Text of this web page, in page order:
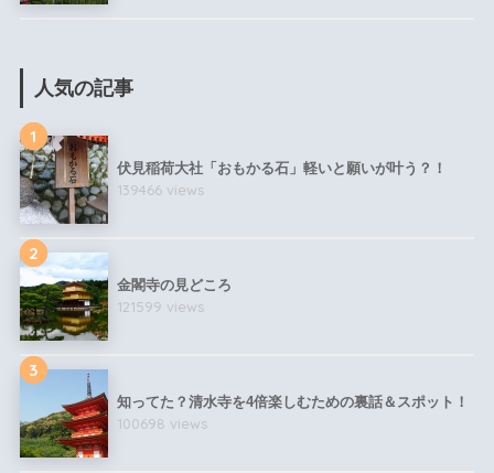
人気の記事
1
伏見稲荷大社「おもかる石」軽いと願いが叶う？！
139466 views
2
金閣寺の見どころ
121599 views
3
知ってた？清水寺を4倍楽しむための裏話＆スポット！
100698 views